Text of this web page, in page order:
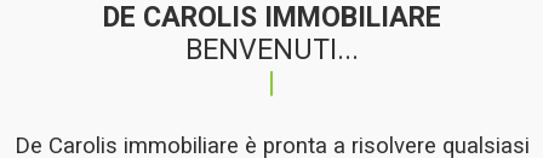
DE CAROLIS IMMOBILIARE
BENVENUTI...
De Carolis immobiliare è pronta a risolvere qualsiasi